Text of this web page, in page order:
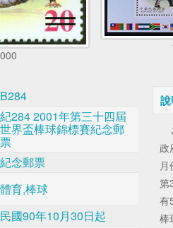
B284
紀284 2001年第三十四屆
世界盃棒球錦標賽紀念郵
票
紀念郵票
體育,棒球
民國90年10月30日起
政
第
有
棒